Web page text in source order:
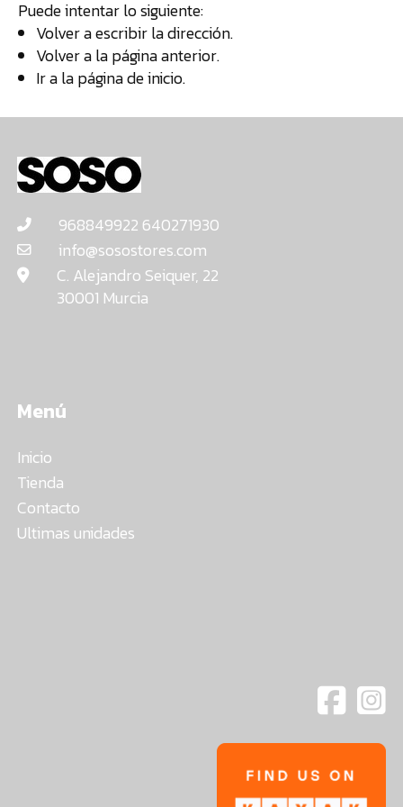
TIENDA
Puede intentar lo siguiente:
Volver a escribir la dirección.
Volver a la página anterior.
Ir a lapágina de inicio.
968849922 640271930
info@sosostores.com
C. Alejandro Seiquer, 22
30001 Murcia
Menú
Inicio
Tienda
Contacto
Ultimas unidades